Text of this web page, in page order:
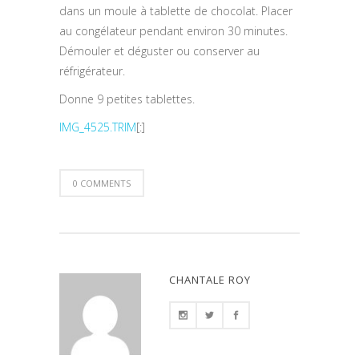
dans un moule à tablette de chocolat. Placer
au congélateur pendant environ 30 minutes.
Démouler et déguster ou conserver au
réfrigérateur.
Donne 9 petites tablettes.
IMG_4525.TRIM[:]
0 COMMENTS
CHANTALE ROY